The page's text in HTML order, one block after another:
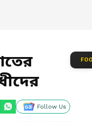
Follow Us